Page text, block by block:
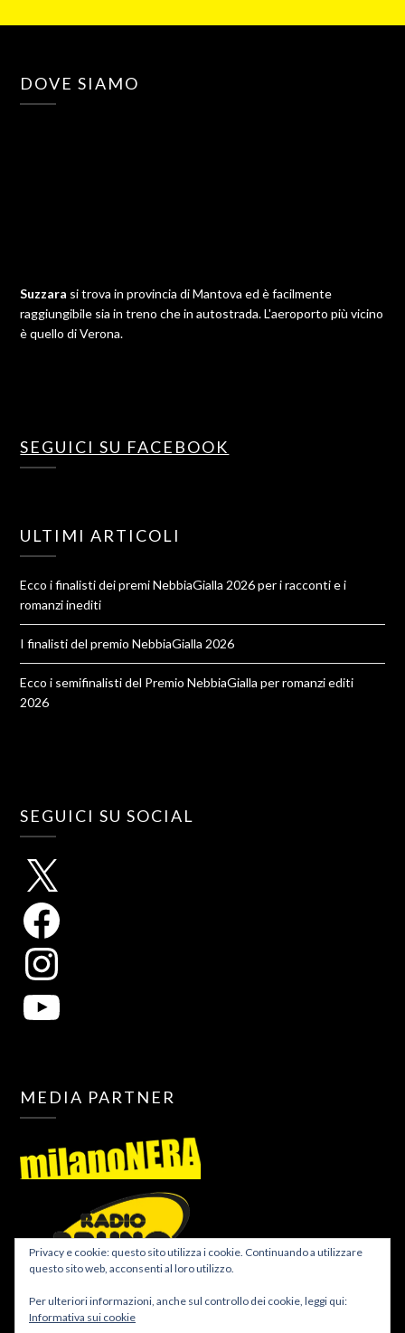
DOVE SIAMO
Suzzara si trova in provincia di Mantova ed è facilmente
raggiungibile sia in treno che in autostrada. L'aeroporto più vicino
è quello di Verona.
SEGUICI SU FACEBOOK
ULTIMI ARTICOLI
Ecco i finalisti dei premi NebbiaGialla 2026 per i racconti e i
romanzi inediti
I finalisti del premio NebbiaGialla 2026
Ecco i semifinalisti del Premio NebbiaGialla per romanzi editi
2026
SEGUICI SU SOCIAL
MEDIA PARTNER
Privacy e cookie: questo sito utilizza i cookie. Continuando a utilizzare
questo sito web, acconsenti al loro utilizzo.
Per ulteriori informazioni, anche sul controllo dei cookie, leggi qui:
Informativa sui cookie